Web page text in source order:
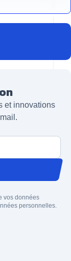
et innovations
vos données
personnelles.